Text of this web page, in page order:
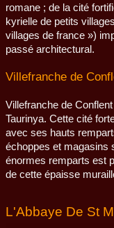
romane ; de la cité
kyrielle de petits
villages de france »)
passé architectural.
Villefranche de
Villefranche de
Taurinya. Cette cité
avec ses hauts
échoppes et magasins
énormes remparts est
de cette épaisse
L'Abbaye De St